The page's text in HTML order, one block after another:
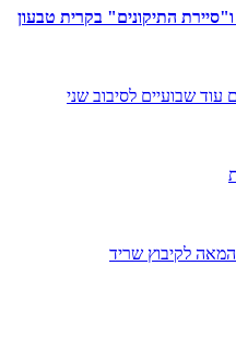
התיקונים" בקרית טבעון
עוד שבועיים לסיבוב שני
לקיבוץ שריד